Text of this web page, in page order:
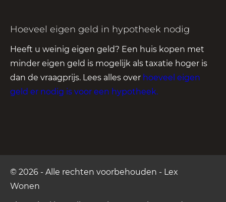
Hoeveel eigen geld in hypotheek nodig
Heeft u weinig eigen geld? Een huis kopen met
minder eigen geld is mogelijk als taxatie hoger is
dan de vraagprijs. Lees alles over hoeveel eigen
geld er nodig is voor een hypotheek.
© 2026 - Alle rechten voorbehouden - Lex
Wonen